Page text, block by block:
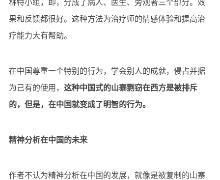
林特小组，即，分成了病人、医生、旁观者三个部分。效
果和反馈都很好。这种方法为治疗师的情感体验和提高治
疗能力大有帮助。
在中国尊重一个特别的行为，学会别人的成就，侵占并据
为己有的使用， 这种中国式的山寨剽窃在西方是被排斥
的，但是，在中国就变成了明智的行为。
精神分析在中国的未来
作者不认为精神分析在中国的发展，就像是被复制的山寨